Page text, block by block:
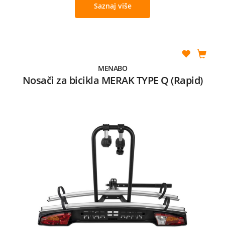
Saznaj više
MENABO
Nosači za bicikla MERAK TYPE Q (Rapid)